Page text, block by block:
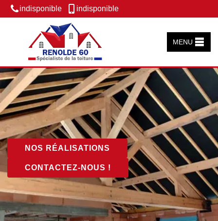
indisponible indisponible
MENU
NOS RÉALISATIONS
CONTACTEZ-NOUS !